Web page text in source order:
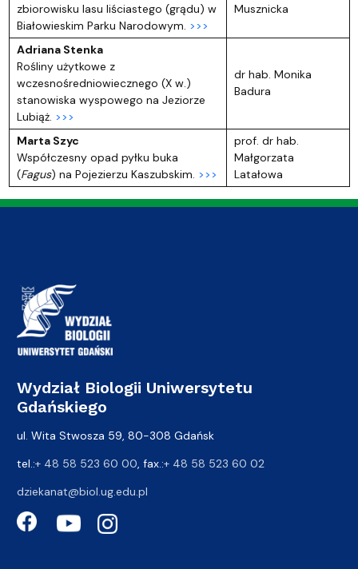
zbiorowisku lasu liściastego (grądu) w
Białowieskim Parku Narodowym. >>>
Musznicka
Adriana Stenka
Rośliny użytkowe z
wczesnośredniowiecznego (X w.)
stanowiska wyspowego na Jeziorze
Lubiąż. >>>
dr hab. Monika
Badura
Marta Szyc
Współczesny opad pyłku buka
(Fagus) na Pojezierzu Kaszubskim. >>>
prof. dr hab.
Małgorzata
Latałowa
Wydział Biologii Uniwersytetu
Gdańskiego
ul. Wita Stwosza 59, 80-308 Gdańsk
tel.:+ 48 58 523 60 00, fax.:+ 48 58 523 60 02
dziekanat@biol.ug.edu.pl